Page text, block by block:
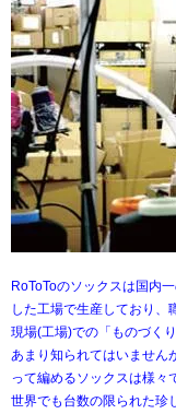
RoToToのソックスは国内
した工場で生産しており、
現場(工場)での「ものづく
あまり知られてはいません
って編めるソックスは様々
世界でも台数の限られた珍